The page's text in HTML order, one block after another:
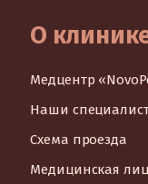
О
Медцентр
Наши
Схема проезда
Медицинская